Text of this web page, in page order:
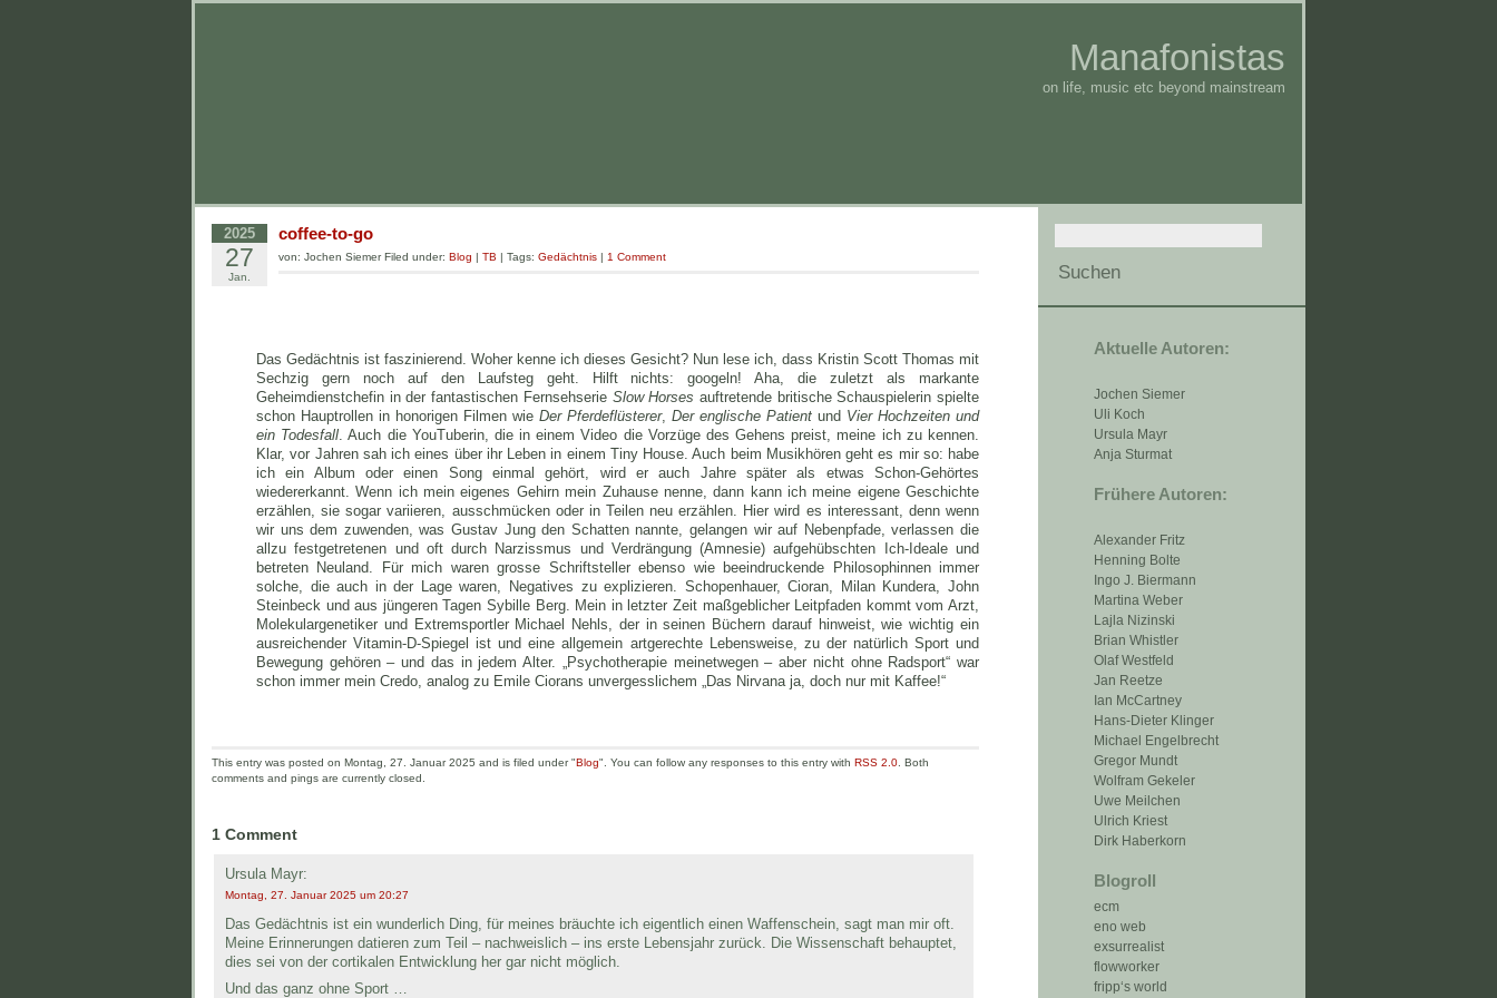
Manafonistas
on life, music etc beyond mainstream
Aktuelle Autoren:
Jochen Siemer
Uli Koch
Ursula Mayr
Anja Sturmat
Frühere Autoren:
Alexander Fritz
Henning Bolte
Ingo J. Biermann
Martina Weber
Lajla Nizinski
Brian Whistler
Olaf Westfeld
Jan Reetze
Ian McCartney
Hans-Dieter Klinger
Michael Engelbrecht
Gregor Mundt
Wolfram Gekeler
Uwe Meilchen
Ulrich Kriest
Dirk Haberkorn
Blogroll
ecm
eno web
exsurrealist
flowworker
fripp‘s world
2025
27
Jan.
coffee-to-go
von: Jochen Siemer Filed under: Blog | TB | Tags: Gedächtnis | 1 Comment
Das Gedächtnis ist faszinierend. Woher kenne ich dieses Gesicht? Nun lese ich, dass Kristin Scott Thomas mit
Sechzig gern noch auf den Laufsteg geht. Hilft nichts: googeln! Aha, die zuletzt als markante
Geheimdienstchefin in der fantastischen Fernsehserie Slow Horses auftretende britische Schauspielerin spielte
schon Hauptrollen in honorigen Filmen wie Der Pferdeflüsterer, Der englische Patient und Vier Hochzeiten und
ein Todesfall. Auch die YouTuberin, die in einem Video die Vorzüge des Gehens preist, meine ich zu kennen.
Klar, vor Jahren sah ich eines über ihr Leben in einem Tiny House. Auch beim Musikhören geht es mir so: habe
ich ein Album oder einen Song einmal gehört, wird er auch Jahre später als etwas Schon-Gehörtes
wiedererkannt. Wenn ich mein eigenes Gehirn mein Zuhause nenne, dann kann ich meine eigene Geschichte
erzählen, sie sogar variieren, ausschmücken oder in Teilen neu erzählen. Hier wird es interessant, denn wenn
wir uns dem zuwenden, was Gustav Jung den Schatten nannte, gelangen wir auf Nebenpfade, verlassen die
allzu festgetretenen und oft durch Narzissmus und Verdrängung (Amnesie) aufgehübschten Ich-Ideale und
betreten Neuland. Für mich waren grosse Schriftsteller ebenso wie beeindruckende Philosophinnen immer
solche, die auch in der Lage waren, Negatives zu explizieren. Schopenhauer, Cioran, Milan Kundera, John
Steinbeck und aus jüngeren Tagen Sybille Berg. Mein in letzter Zeit maßgeblicher Leitpfaden kommt vom Arzt,
Molekulargenetiker und Extremsportler Michael Nehls, der in seinen Büchern darauf hinweist, wie wichtig ein
ausreichender Vitamin-D-Spiegel ist und eine allgemein artgerechte Lebensweise, zu der natürlich Sport und
Bewegung gehören – und das in jedem Alter. „Psychotherapie meinetwegen – aber nicht ohne Radsport“ war
schon immer mein Credo, analog zu Emile Ciorans unvergesslichem „Das Nirvana ja, doch nur mit Kaffee!“
This entry was posted on Montag, 27. Januar 2025 and is filed under "Blog". You can follow any responses to this entry with RSS 2.0 . Both
comments and pings are currently closed.
1 Comment
Ursula Mayr:
Montag, 27. Januar 2025 um 20:27
Das Gedächtnis ist ein wunderlich Ding, für meines bräuchte ich eigentlich einen Waffenschein, sagt man mir oft.
Meine Erinnerungen datieren zum Teil – nachweislich – ins erste Lebensjahr zurück. Die Wissenschaft behauptet,
dies sei von der cortikalen Entwicklung her gar nicht möglich.
Und das ganz ohne Sport …